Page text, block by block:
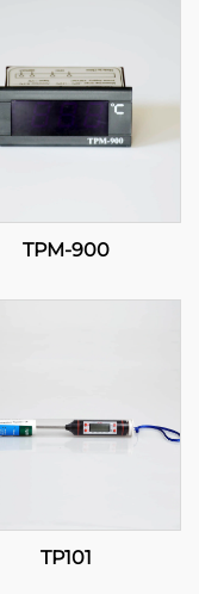
TPM-900
TP101